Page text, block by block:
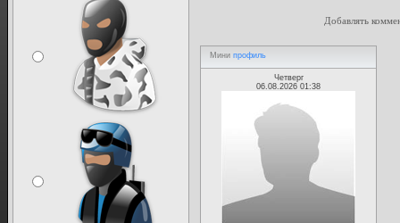
Добавлять
Мини профиль
Четверг
06.08.2026 01:38